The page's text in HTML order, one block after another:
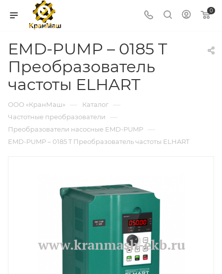
0
EMD-PUMP – 0185 T
Преобразователь
частоты ELHART
ООО «КранМаш» — Каталог —
Частотные преобразователи —
Преобразователи насосные EMD-PUMP —
EMD-PUMP – 0185 T Преобразователь частоты ELHART